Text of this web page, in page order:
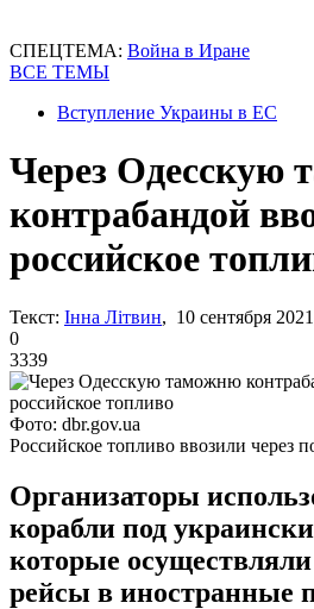
СПЕЦТЕМА: Война в Иране
ВСЕ ТЕМЫ
Вступление Украины в ЕС
Через Одесскую
контрабандой
российское
Текст: Інна Літвин, 10 сентября
0
3339
Фото: dbr.gov.ua
Российское топливо ввозили через
Организаторы
корабли под
которые
рейсы в иностранные